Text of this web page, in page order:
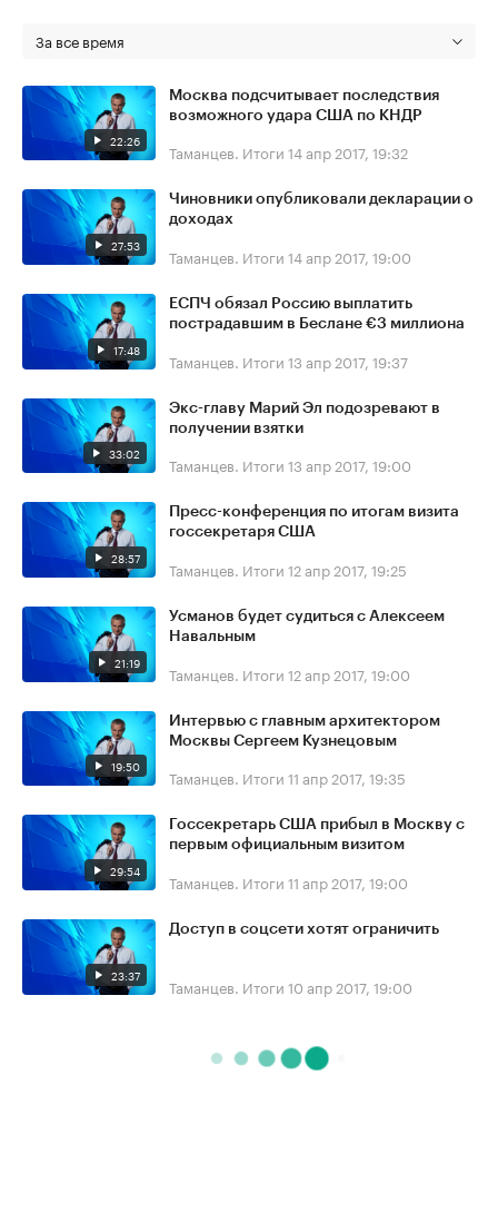
За все время
22:26
Москва подсчитывает последствия
возможного удара США по КНДР
Таманцев. Итоги 14 апр 2017, 19:32
27:53
Чиновники опубликовали декларации о
доходах
Таманцев. Итоги 14 апр 2017, 19:00
17:48
ЕСПЧ обязал Россию выплатить
пострадавшим в Беслане €3 миллиона
Таманцев. Итоги 13 апр 2017, 19:37
33:02
Экс-главу Марий Эл подозревают в
получении взятки
Таманцев. Итоги 13 апр 2017, 19:00
28:57
Пресс-конференция по итогам визита
госсекретаря США
Таманцев. Итоги 12 апр 2017, 19:25
21:19
Усманов будет судиться с Алексеем
Навальным
Таманцев. Итоги 12 апр 2017, 19:00
19:50
Интервью с главным архитектором
Москвы Сергеем Кузнецовым
Таманцев. Итоги 11 апр 2017, 19:35
29:54
Госсекретарь США прибыл в Москву с
первым официальным визитом
Таманцев. Итоги 11 апр 2017, 19:00
23:37
Доступ в соцсети хотят ограничить
Таманцев. Итоги 10 апр 2017, 19:00